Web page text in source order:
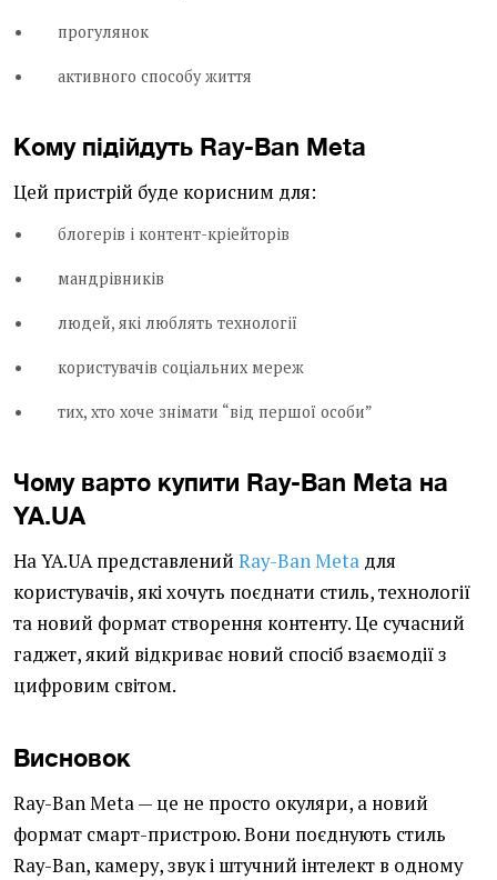
прогулянок
активного способу життя
Кому підійдуть Ray-Ban Meta
Цей пристрій буде корисним для:
блогерів і контент-кріейторів
мандрівників
людей, які люблять технології
користувачів соціальних мереж
тих, хто хоче знімати “від першої особи”
Чому варто купити Ray-Ban Meta на
YA.UA
На YA.UA представлений Ray-Ban Meta для
користувачів, які хочуть поєднати стиль, технології
та новий формат створення контенту. Це сучасний
гаджет, який відкриває новий спосіб взаємодії з
цифровим світом.
Висновок
Ray-Ban Meta — це не просто окуляри, а новий
формат смарт-пристрою. Вони поєднують стиль
Ray-Ban, камеру, звук і штучний інтелект в одному